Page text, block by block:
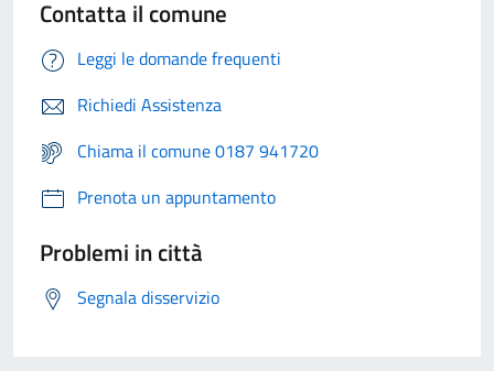
Contatta il comune
Leggi le domande frequenti
Richiedi Assistenza
Chiama il comune 0187 941720
Prenota un appuntamento
Problemi in città
Segnala disservizio